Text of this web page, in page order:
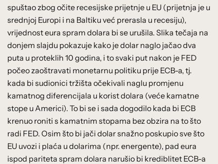
spuštao zbog očite recesijske prijetnje u EU (prijetnja je u
srednjoj Europi i na Baltiku već prerasla u recesiju),
vrijednost eura spram dolara bi se urušila. Slika tečaja na
donjem slajdu pokazuje kako je dolar naglo jačao dva
puta u proteklih 10 godina, i to svaki put nakon je FED
počeo zaoštravati monetarnu politiku prije ECB-a, tj.
kada bi sudionici tržišta očekivali naglu promjenu
kamatnog diferencijala u korist dolara (veće kamatne
stope u Americi). To bi se i sada dogodilo kada bi ECB
krenuo roniti s kamatnim stopama bez obzira na to što
radi FED. Osim što bi jači dolar snažno poskupio sve što
EU uvozi i plaća u dolarima (npr. energente), pad eura
ispod pariteta spram dolara narušio bi krediblitet ECB-a